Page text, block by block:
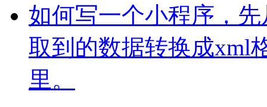
如何写一个小程序，
取到的数据转换成xml
里。